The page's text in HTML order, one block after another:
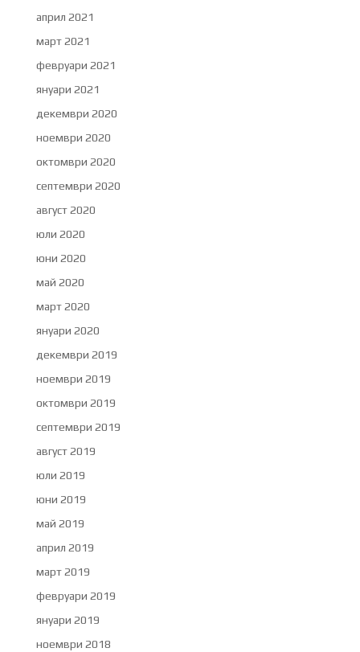
април 2021
март 2021
февруари 2021
януари 2021
декември 2020
ноември 2020
октомври 2020
септември 2020
август 2020
юли 2020
юни 2020
май 2020
март 2020
януари 2020
декември 2019
ноември 2019
октомври 2019
септември 2019
август 2019
юли 2019
юни 2019
май 2019
април 2019
март 2019
февруари 2019
януари 2019
ноември 2018